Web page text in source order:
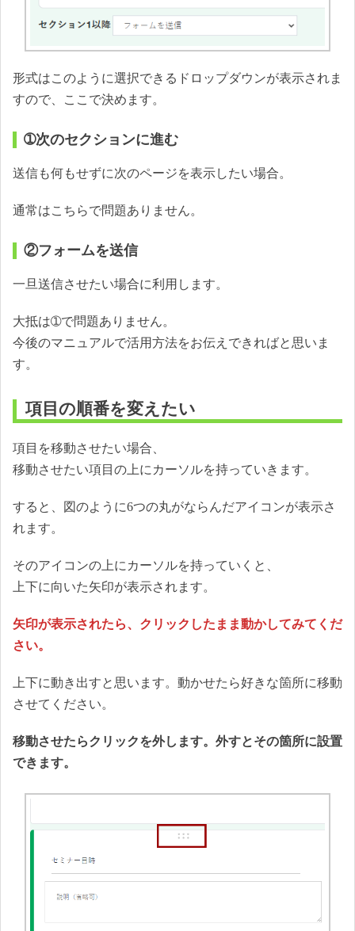
形式はこのように選択できるドロップダウンが表示されま
すので、ここで決めます。
➀次のセクションに進む
送信も何もせずに次のページを表示したい場合。
通常はこちらで問題ありません。
②フォームを送信
一旦送信させたい場合に利用します。
大抵は➀で問題ありません。
今後のマニュアルで活用方法をお伝えできればと思いま
す。
項目の順番を変えたい
項目を移動させたい場合、
移動させたい項目の上にカーソルを持っていきます。
すると、図のように6つの丸がならんだアイコンが表示さ
れます。
そのアイコンの上にカーソルを持っていくと、
上下に向いた矢印が表示されます。
矢印が表示されたら、クリックしたまま動かしてみてくだ
さい。
上下に動き出すと思います。動かせたら好きな箇所に移動
させてください。
移動させたらクリックを外します。外すとその箇所に設置
できます。